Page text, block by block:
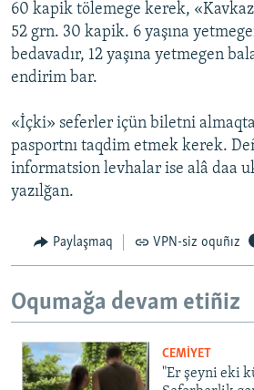
60 kapik tölemege kerek,
52 grn. 30 kapik. 6 yaşına
bedavadır, 12 yaşına yetmegen
endirim bar.
«İçki» seferler içün biletni
pasportnı taqdim etmek kerek.
informatsion levhalar ise alâ daa
yazılğan.
Paylaşmaq VPN-siz oquñız
Oqumağa devam etiñiz
CEMİYET
"Er şeyni eki